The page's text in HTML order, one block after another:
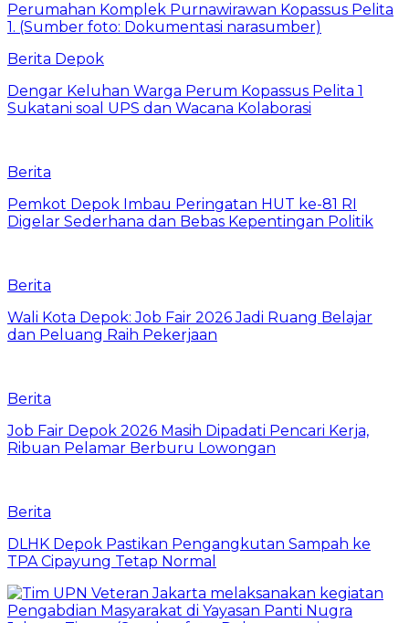
Berita Depok
Dengar Keluhan Warga Perum Kopassus Pelita 1
Sukatani soal UPS dan Wacana Kolaborasi
Berita
Pemkot Depok Imbau Peringatan HUT ke-81 RI
Digelar Sederhana dan Bebas Kepentingan Politik
Berita
Wali Kota Depok: Job Fair 2026 Jadi Ruang Belajar
dan Peluang Raih Pekerjaan
Berita
Job Fair Depok 2026 Masih Dipadati Pencari Kerja,
Ribuan Pelamar Berburu Lowongan
Berita
DLHK Depok Pastikan Pengangkutan Sampah ke
TPA Cipayung Tetap Normal